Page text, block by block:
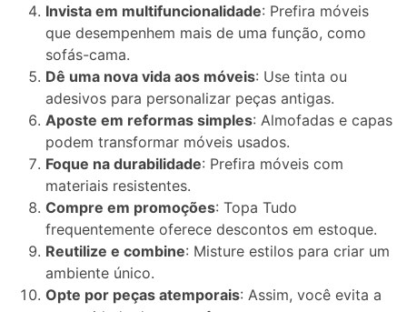
Invista em multifuncionalidade: Prefira móveis
que desempenhem mais de uma função, como
sofás-cama.
Dê uma nova vida aos móveis: Use tinta ou
adesivos para personalizar peças antigas.
Aposte em reformas simples: Almofadas e capas
podem transformar móveis usados.
Foque na durabilidade: Prefira móveis com
materiais resistentes.
Compre em promoções: Topa Tudo
frequentemente oferece descontos em estoque.
Reutilize e combine: Misture estilos para criar um
ambiente único.
Opte por peças atemporais: Assim, você evita a